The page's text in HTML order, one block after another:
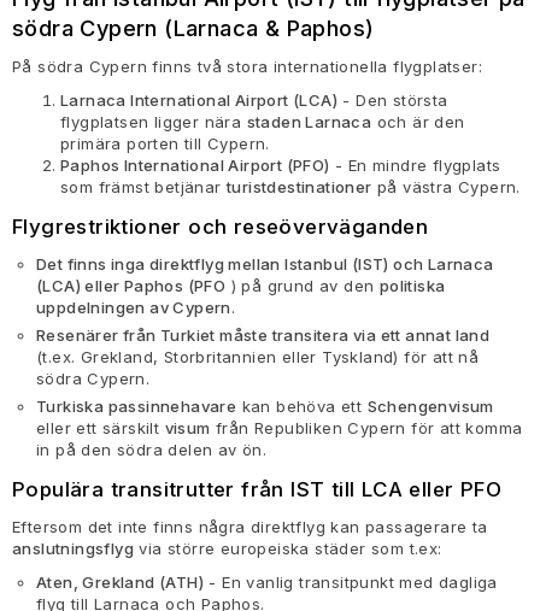
södra Cypern (Larnaca & Paphos)
På södra Cypern finns två stora internationella flygplatser:
Larnaca International Airport (LCA) - Den största
flygplatsen ligger nära staden Larnaca och är den
primära porten till Cypern.
Paphos International Airport (PFO) - En mindre flygplats
som främst betjänarturistdestinationer på västra Cypern.
Flygrestriktioner och reseöverväganden
Det finns inga direktflyg mellan Istanbul (IST) och Larnaca
(LCA) eller Paphos (PFO ) på grund av den politiska
uppdelningen av Cypern.
Resenärer från Turkiet måste transitera via ett annat land
(t.ex. Grekland, Storbritannien eller Tyskland) för att nå
södra Cypern.
Turkiska passinnehavare kan behöva ett Schengenvisum
eller ett särskilt visum från Republiken Cypern för att komma
in på den södra delen av ön.
Populära transitrutter från IST till LCA eller PFO
Eftersom det inte finns några direktflyg kan passagerare ta
anslutningsflyg via större europeiska städer som t.ex:
Aten, Grekland (ATH) - En vanlig transitpunkt med dagliga
flyg till Larnaca och Paphos.